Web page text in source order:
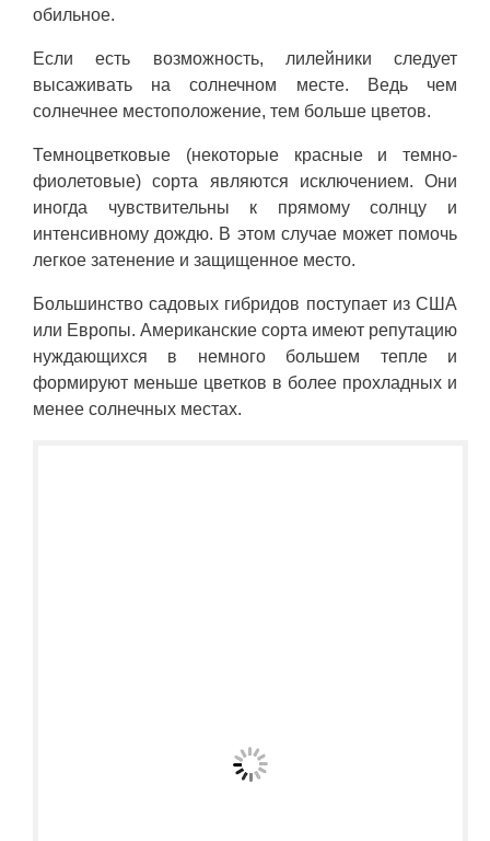
обильное.
Если есть возможность, лилейники следует
высаживать на солнечном месте. Ведь чем
солнечнее местоположение, тем больше цветов.
Темноцветковые (некоторые красные и темно-
фиолетовые) сорта являются исключением. Они
иногда чувствительны к прямому солнцу и
интенсивному дождю. В этом случае может помочь
легкое затенение и защищенное место.
Большинство садовых гибридов поступает из США
или Европы. Американские сорта имеют репутацию
нуждающихся в немного большем тепле и
формируют меньше цветков в более прохладных и
менее солнечных местах.